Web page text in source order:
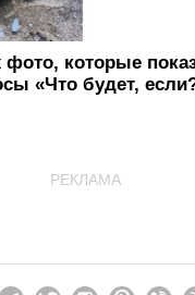
которые
«Что будет,
РЕКЛАМА